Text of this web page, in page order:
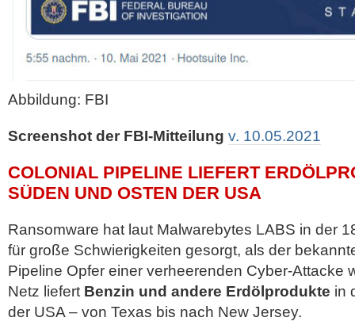
Abbildung: FBI
Screenshot der FBI-Mitteilung v. 10.05.2021
COLONIAL PIPELINE LIEFERT
SÜDEN UND OSTEN DER USA
Ransomware hat laut Malwarebytes LABS in der
für große Schwierigkeiten gesorgt, als der
Pipeline Opfer einer verheerenden Cyber-Attacke
Netz liefert Benzin und andere Erdölprodukte in
der USA – von Texas bis nach New Jersey.